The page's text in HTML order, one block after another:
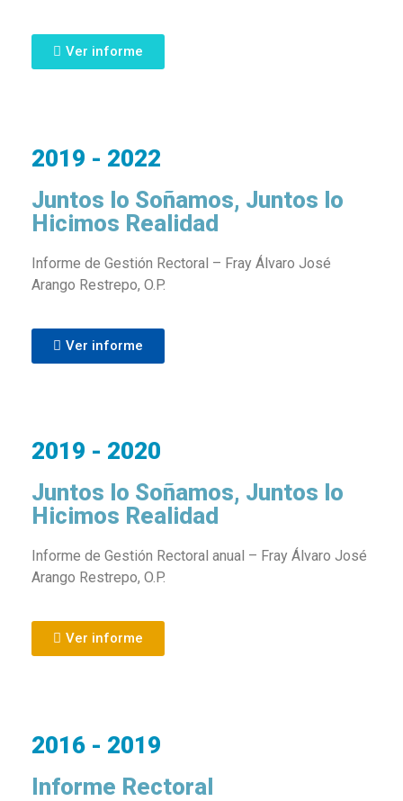
Ver informe
2019 - 2022
Juntos lo Soñamos, Juntos lo
Hicimos Realidad
Informe de Gestión Rectoral – Fray Álvaro José
Arango Restrepo, O.P.
Ver informe
2019 - 2020
Juntos lo Soñamos, Juntos lo
Hicimos Realidad
Informe de Gestión Rectoral anual – Fray Álvaro José
Arango Restrepo, O.P.
Ver informe
2016 - 2019
Informe Rectoral